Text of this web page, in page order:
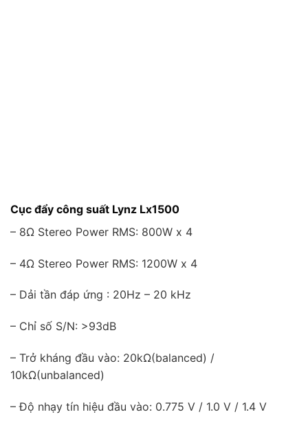
Cục đẩy công suất Lynz Lx1500
– 8Ω Stereo Power RMS: 800W x 4
– 4Ω Stereo Power RMS: 1200W x 4
– Dải tần đáp ứng : 20Hz – 20 kHz
– Chỉ số S/N: >93dB
– Trở kháng đầu vào: 20kΩ(balanced) /
10kΩ(unbalanced)
– Độ nhạy tín hiệu đầu vào: 0.775 V / 1.0 V / 1.4 V